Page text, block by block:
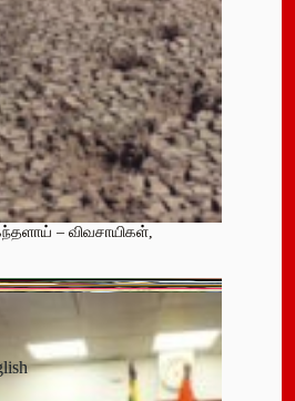
– விவசாயிகள்,
திடீர் ராஜினாமா!